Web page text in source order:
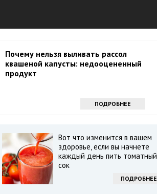
Почему нельзя выливать рассол
квашеной капусты: недооцененный
продукт
ПОДРОБНЕЕ
Вот что изменится в вашем
здоровье, если вы начнете
каждый день пить томатный
сок
ПОДРОБНЕЕ